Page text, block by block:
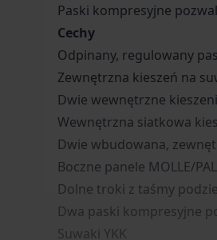
Paski kompresyjne
Cechy
Odpinany, regulowany
Zewnętrzna kieszeń na
Dwie wewnętrzne
Wewnętrzna siatkowa
Dwie wbudowana,
Boczne panele MOLLE/
Dolne troki z taśmy
Dwa paski kompresyjne
Suwaki YKK